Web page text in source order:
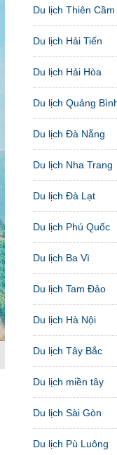
Du lịch Thiên Cầm
Du lịch Hải Tiến
Du lịch Hải Hòa
Du lịch Quảng
Du lịch Đà Nẵng
Du lịch Nha Trang
Du lịch Đà Lạt
Du lịch Phú Quốc
Du lịch Ba Vì
Du lịch Tam Đảo
Du lịch Hà Nội
Du lịch Tây Bắc
Du lịch miền tây
Du lịch Sài Gòn
Du lịch Pù Luông